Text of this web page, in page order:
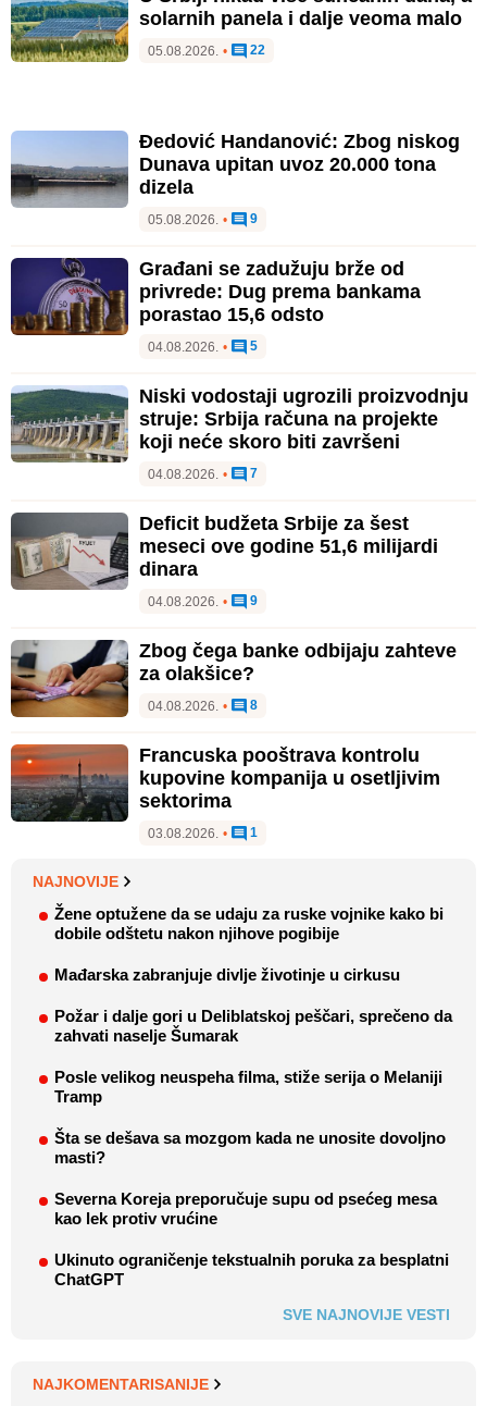
solarnih panela i dalje veoma malo
05.08.2026. • 22
Đedović Handanović: Zbog niskog
Dunava upitan uvoz 20.000 tona
dizela
05.08.2026. • 9
Građani se zadužuju brže od
privrede: Dug prema bankama
porastao 15,6 odsto
04.08.2026. • 5
Niski vodostaji ugrozili proizvodnju
struje: Srbija računa na projekte
koji neće skoro biti završeni
04.08.2026. • 7
Deficit budžeta Srbije za šest
meseci ove godine 51,6 milijardi
dinara
04.08.2026. • 9
Zbog čega banke odbijaju zahteve
za olakšice?
04.08.2026. • 8
Francuska pooštrava kontrolu
kupovine kompanija u osetljivim
sektorima
03.08.2026. • 1
NAJNOVIJE
Žene optužene da se udaju za ruske vojnike kako bi
dobile odštetu nakon njihove pogibije
Mađarska zabranjuje divlje životinje u cirkusu
Požar i dalje gori u Deliblatskoj peščari, sprečeno da
zahvati naselje Šumarak
Posle velikog neuspeha filma, stiže serija o Melaniji
Tramp
Šta se dešava sa mozgom kada ne unosite dovoljno
masti?
Severna Koreja preporučuje supu od psećeg mesa
kao lek protiv vrućine
Ukinuto ograničenje tekstualnih poruka za besplatni
ChatGPT
SVE NAJNOVIJE VESTI
NAJKOMENTARISANIJE